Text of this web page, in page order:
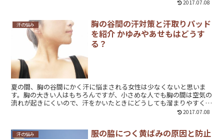
てみることにしました。同じように汗が多くて悩んでいる方の参考に
なればと、使用した感想などをお伝えします。
2017.07.08
汗の悩み
胸の谷間の汗対策と汗取りパッド
を紹介 かゆみやあせもはどうす
る？
夏の間、胸の谷間にかく汗に悩まされる女性は少なくないと思いま
す。胸の大きい人はもちろんですが、小さめな人でも胸の間は空気の
流れが起きにくいので、汗をかいたときにどうしても溜まりやすくな
ってしまいます。私のように肌が弱いと痒みや汗疹が出てきて悩まさ
いて紹介します。
2017.07.08
汗の悩み
服の脇につく黄ばみの原因と防止